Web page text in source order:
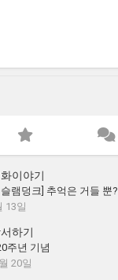
이야기
슬램덩크] 추억은 거들 뿐?
13일
하기
주년 기념
20일